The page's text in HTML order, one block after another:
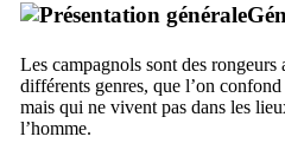
Les campagnols sont des rongeurs
différents genres, que l’on
mais qui ne vivent pas dans les
l’homme.